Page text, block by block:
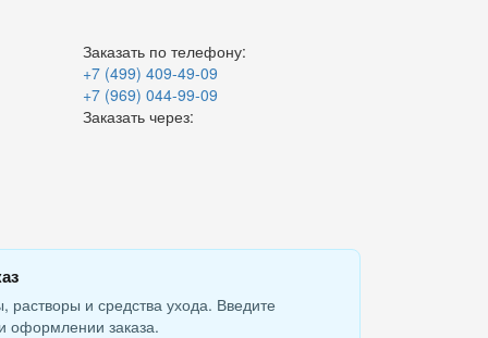
Заказать по телефону:
+7 (499) 409-49-09
+7 (969) 044-99-09
Заказать через:
растворы и средства ухода. Введите
оформлении заказа.